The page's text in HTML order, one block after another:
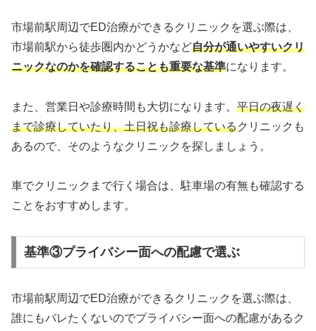
市場前駅周辺でED治療ができるクリニックを選ぶ際は、
市場前駅から徒歩圏内かどうかなど自分が通いやすいクリ
ニックなのかを確認することも重要な基準になります。
また、営業日や診療時間も大切になります。 平日の夜遅く
まで診療していたり、土日祝も診療しているクリニックも
あるので、そのようなクリニックを探しましょう。
車でクリニックまで行く場合は、駐車場の有無も確認する
ことをおすすめします。
基準③プライバシー面への配慮で選ぶ
市場前駅周辺でED治療ができるクリニックを選ぶ際は、
誰にもバレたくないのでプライバシー面への配慮があるク